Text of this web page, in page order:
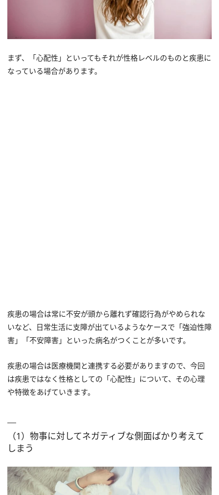
まず、「心配性」といってもそれが性格レベルのものと疾患に
なっている場合があります。
疾患の場合は常に不安が頭から離れず確認行為がやめられな
いなど、日常生活に支障が出ているようなケースで「強迫性障
害」「不安障害」といった病名がつくことが多いです。
疾患の場合は医療機関と連携する必要がありますので、今回
は疾患ではなく性格としての「心配性」について、その心理
や特徴をあげていきます。
（1）物事に対してネガティブな側面ばかり考えて
しまう